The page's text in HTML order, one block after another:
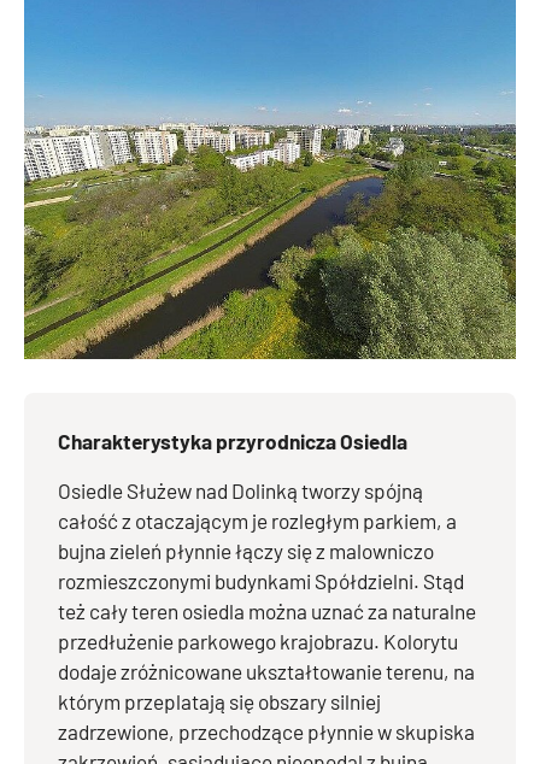
Charakterystyka przyrodnicza Osiedla
Osiedle Służew nad Dolinką tworzy spójną
całość z otaczającym je rozległym parkiem, a
bujna zieleń płynnie łączy się z malowniczo
rozmieszczonymi budynkami Spółdzielni. Stąd
też cały teren osiedla można uznać za naturalne
przedłużenie parkowego krajobrazu. Kolorytu
dodaje zróżnicowane ukształtowanie terenu, na
którym przeplatają się obszary silniej
zadrzewione, przechodzące płynnie w skupiska